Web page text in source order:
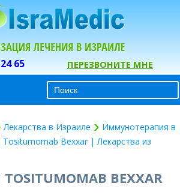
65 ПЕРЕЗВОНИТЕ МНЕ
Лекарства в Израиле
Иммунотерапия в
Tositumomab Bexxar | Лекарства из
TOSITUMOMAB BEXXAR